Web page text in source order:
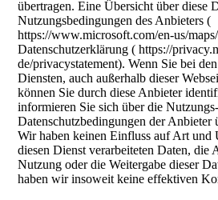
übertragen. Eine Übersicht über diese
Nutzungsbedingungen des Anbieters (
https://www.microsoft.com/en-us/
Datenschutzerklärung ( https://
de/privacystatement). Wenn Sie bei
Diensten, auch außerhalb dieser
können Sie durch diese Anbieter
informieren Sie sich über die
Datenschutzbedingungen der Anbieter
Wir haben keinen Einfluss auf Art und
diesen Dienst verarbeiteten Daten, die
Nutzung oder die Weitergabe dieser
haben wir insoweit keine effektiven